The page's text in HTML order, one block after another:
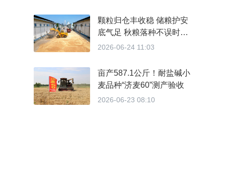
颗粒归仓丰收稳 储粮护安
底气足 秋粮落种不误时
——我市夏收圆满收官夏播
2026-06-24 11:03
亩产587.1公斤！耐盐碱小
麦品种“济麦60”测产验收
2026-06-23 08:10